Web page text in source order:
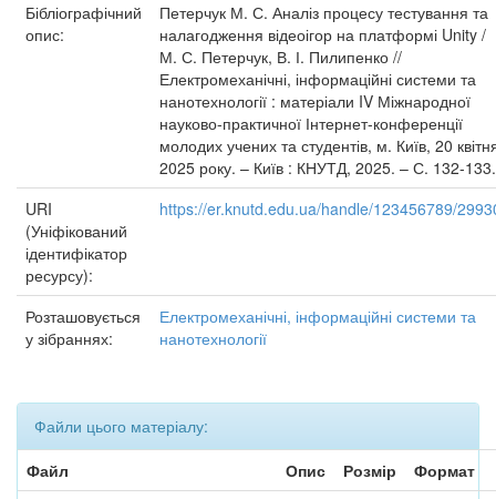
Бібліографічний
опис:
Петерчук М. С. Аналіз процесу тестування та
налагодження відеоігор на платформі Unity /
М. С. Петерчук, В. І. Пилипенко //
Електромеханічні, інформаційні системи та
нанотехнології : матеріали IV Міжнародної
науково-практичної Інтернет-конференції
молодих учених та студентів, м. Київ, 20
2025 року. – Київ : КНУТД, 2025. – С. 132-133.
URI
(Уніфікований
ідентифікатор
ресурсу):
https://er.knutd.edu.ua/handle/123456789/
Розташовується
у зібраннях:
Електромеханічні, інформаційні системи та
нанотехнології
Файли цього матеріалу:
Файл
Опис Розмір
Формат